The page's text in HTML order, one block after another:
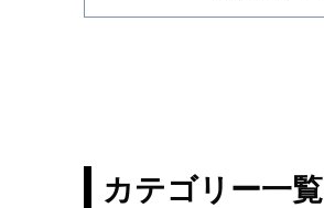
る
カテゴリー一覧